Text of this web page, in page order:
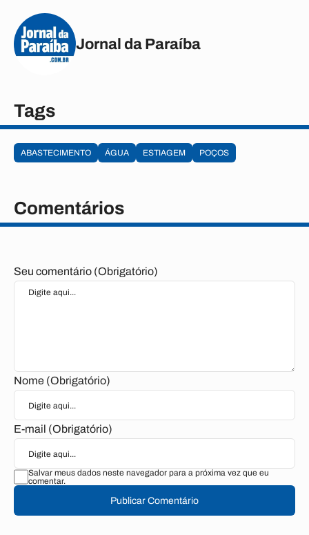
Jornal da Paraíba
Tags
ABASTECIMENTO ÁGUA ESTIAGEM POÇOS
Comentários
Seu comentário (Obrigatório)
Nome (Obrigatório)
E-mail (Obrigatório)
Salvar meus dados neste navegador para a próxima vez que eu
comentar.
Publicar Comentário